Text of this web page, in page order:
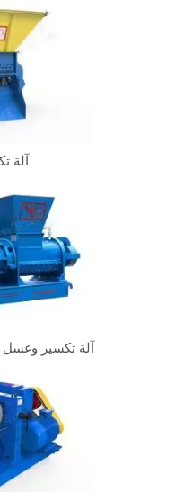
آلة
آلة تكسير وغسل